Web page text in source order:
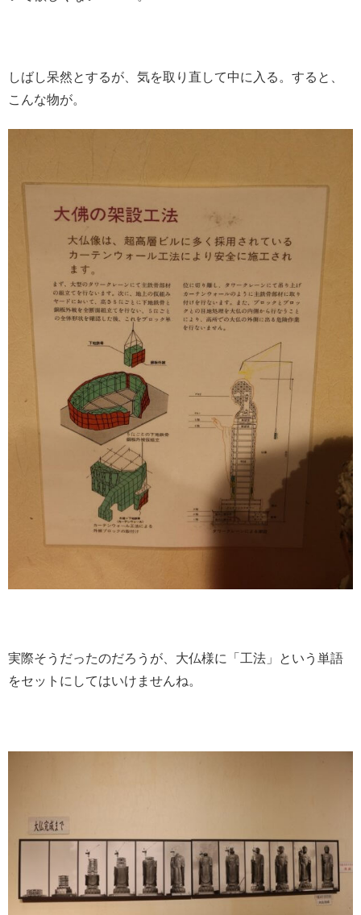
しばし呆然とするが、気を取り直して中に入る。すると、
こんな物が。
実際そうだったのだろうが、大仏様に「工法」という単語
をセットにしてはいけませんね。